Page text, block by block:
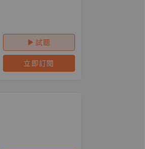
#鏡萬象 #客語文學作家創作計畫
試聽
立即訂閱